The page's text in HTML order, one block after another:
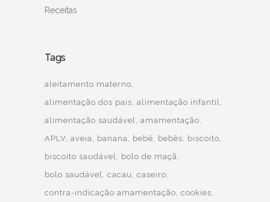
Receitas
Tags
aleitamento materno
alimentação dos pais alimentação infantil
alimentação saudável
amamentação
APLV aveia banana bebê bebês
biscoito
biscoito saudável
bolo de maçã
bolo saudável
cacau
caseiro
contra-indicação amamentação cookies